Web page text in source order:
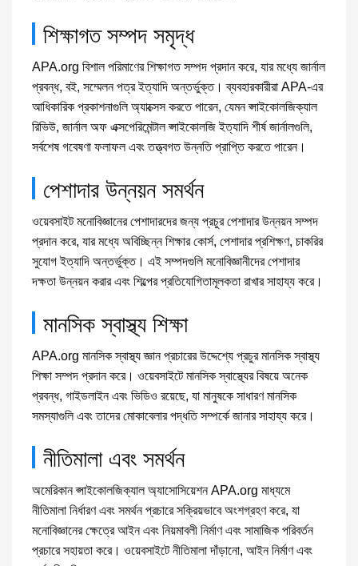
শিক্ষাগত সম্পদ সমৃদ্ধ
APA.org বিশাল পরিমাণের শিক্ষাগত সম্পদ প্রদান করে, যার মধ্যে জার্নাল
প্রবন্ধ, বই, সম্মেলন পত্র ইত্যাদি অন্তর্ভুক্ত। ব্যবহারকারীরা APA-এর
আধিকারিক প্রকাশনাগুলি অ্যাক্সেস করতে পারেন, যেমন প্সাইকোলজিক্যাল
রিভিউ, জার্নাল অফ এক্সপেরিমেন্টাল প্সাইকোলজি ইত্যাদি শীর্ষ জার্নালগুলি,
সর্বশেষ গবেষণা ফলাফল এবং তত্ত্বগত উন্নতি প্রাপ্তি করতে পারেন।
পেশাদার উন্নয়ন সমর্থন
ওয়েবসাইট মনোবিজ্ঞানের পেশাদারদের জন্য প্রচুর পেশাদার উন্নয়ন সম্পদ
প্রদান করে, যার মধ্যে অবিচ্ছিন্ন শিক্ষার কোর্স, পেশাদার প্রশিক্ষণ, চাকরির
সুযোগ ইত্যাদি অন্তর্ভুক্ত। এই সম্পদগুলি মনোবিজ্ঞানীদের পেশাদার
দক্ষতা উন্নয়ন করার এবং শিল্পের প্রতিযোগিতামূলকতা রাখার সাহায্য করে।
মানসিক স্বাস্থ্য শিক্ষা
APA.org মানসিক স্বাস্থ্য জ্ঞান প্রচারের উদ্দেশ্যে প্রচুর মানসিক স্বাস্থ্য
শিক্ষা সম্পদ প্রদান করে। ওয়েবসাইটে মানসিক স্বাস্থ্যের বিষয়ে অনেক
প্রবন্ধ, গাইডলাইন এবং ভিডিও রয়েছে, যা মানুষকে সাধারণ মানসিক
সমস্যাগুলি এবং তাদের মোকাবেলার পদ্ধতি সম্পর্কে জানার সাহায্য করে।
নীতিমালা এবং সমর্থন
অমেরিকান প্সাইকোলজিক্যাল অ্যাসোসিয়েশন APA.org মাধ্যমে
নীতিমালা নির্ধারণ এবং সমর্থন প্রচারে সক্রিয়ভাবে অংশগ্রহণ করে, যা
মনোবিজ্ঞানের ক্ষেত্রে আইন এবং নিয়মাবলী নির্মাণ এবং সামাজিক পরিবর্তন
প্রচারে সহায়তা করে। ওয়েবসাইটে নীতিমালা দাঁড়ানো, আইন নির্মাণ এবং